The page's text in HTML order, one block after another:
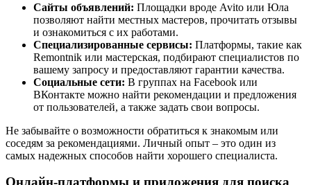
Сайты объявлений: Площадки вроде Avito или Юла
позволяют найти местных мастеров, прочитать отзывы
и ознакомиться с их работами.
Специализированные сервисы: Платформы, такие как
Remontnik или мастерская, подбирают специалистов по
вашему запросу и предоставляют гарантии качества.
Социальные сети: В группах на Facebook или
ВКонтакте можно найти рекомендации и предложения
от пользователей, а также задать свои вопросы.
Не забывайте о возможности обратиться к знакомым или
соседям за рекомендациями. Личный опыт – это один из
самых надежных способов найти хорошего специалиста.
Онлайн-платформы и приложения для поиска